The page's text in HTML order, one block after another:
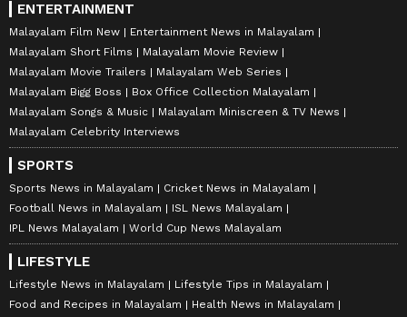
ENTERTAINMENT
Malayalam Film New
Entertainment News in Malayalam
Malayalam Short Films
Malayalam Movie Review
Malayalam Movie Trailers
Malayalam Web Series
Malayalam Bigg Boss
Box Office Collection Malayalam
Malayalam Songs & Music
Malayalam Miniscreen & TV News
Malayalam Celebrity Interviews
SPORTS
Sports News in Malayalam
Cricket News in Malayalam
Football News in Malayalam
ISL News Malayalam
IPL News Malayalam
World Cup News Malayalam
LIFESTYLE
Lifestyle News in Malayalam
Lifestyle Tips in Malayalam
Food and Recipes in Malayalam
Health News in Malayalam